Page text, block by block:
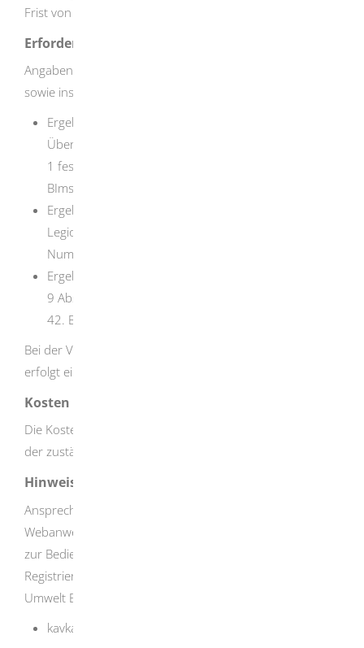
Frist von 4 Wochen gemäß Anlage 3 Teil 2 zu informieren.
Erforderliche Unterlagen
Angaben gemäß Anlage 3 Teil 1 oder 2 der 42. BImSchV
sowie insbesondere
Ergebnis der Laboruntersuchung, bei der die
Überschreitung des Maßnahmenwertes nach Anlage
1 festgestellt wurde (§ 10 Satz 1 Nummer 1 der 42.
BImschV),
Ergebnis der Untersuchung zur Differenzierung der
Legionellen nach § 9 Absatz 1 Nummer 1 (§ 10 Satz 1
Nummer 2 der 42. BImschV),
Ergebnis der zusätzlichen Laboruntersuchung nach §
9 Absatz 1 Nummer 3 (§ 10 Satz 1 Nummer 2 der
42. BImschV).
Bei der Verwendung der
erfolgt eine Abfrage aller erforderlichen Angaben.
Kosten
Die Kosten ergeben sich aus der Gebührenfestsetzung
der zuständigen Immissionsschutzbehörden.
Hinweise
Ansprechpartner bei technischen Fragen zur
Webanwendung
zur Bedienung der Software, bei
Registrierungsproblemen) ist die Landesanstalt für
Umwelt Baden-Württemberg (LUBW):
kavka@lubw.bwl.de